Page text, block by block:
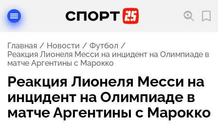
Главная Новости
Футбол
Реакция Лионеля Месси на инцидент на Олимпиаде в
матче Аргентины с Марокко
Реакция Лионеля Месси на
инцидент на Олимпиаде в
матче Аргентины с Марокко